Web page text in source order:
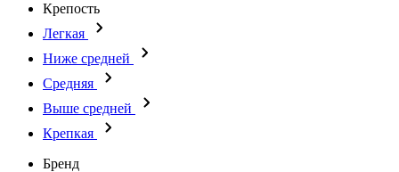
Крепость
Легкая
Ниже средней
Средняя
Выше средней
Крепкая
Бренд